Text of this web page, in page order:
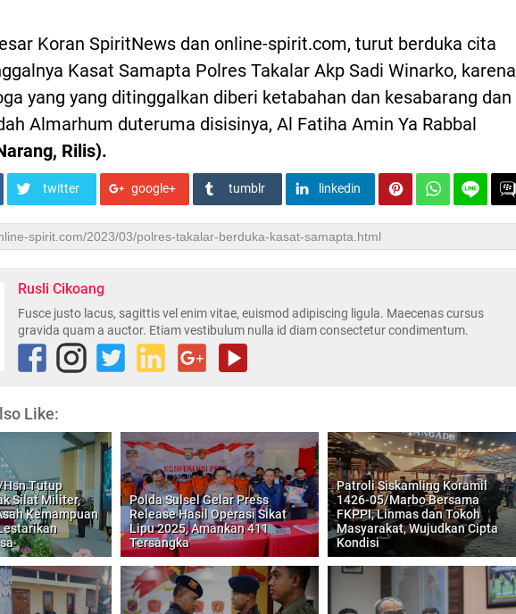
Koran SpiritNews dan online-spirit.com, turut berduka cita
Kasat Samapta Polres Takalar Akp Sadi Winarko, karena
yang yang ditinggalkan diberi ketabahan dan kesabarang dan
Almarhum duteruma disisinya, Al Fatiha Amin Ya Rabbal
Rilis).
twitter google+ tumblr linkedin
Rusli Cikoang
Fusce justo lacus, sagittis vel enim vitae, euismod adipiscing ligula. Maecenas cursus
gravida quam a auctor. Etiam vestibulum nulla id diam consectetur condimentum.
Like:
Hsn Tutup
Silat Militer,
Kemampuan
Polda Sulsel Gelar Press
Release Hasil Operasi Sikat
Lipu 2025, Amankan 411
Tersangka
Patroli Siskamling Koramil
1426-05/Marbo Bersama
FKPPI, Linmas dan Tokoh
Masyarakat, Wujudkan Cipta
Kondisi